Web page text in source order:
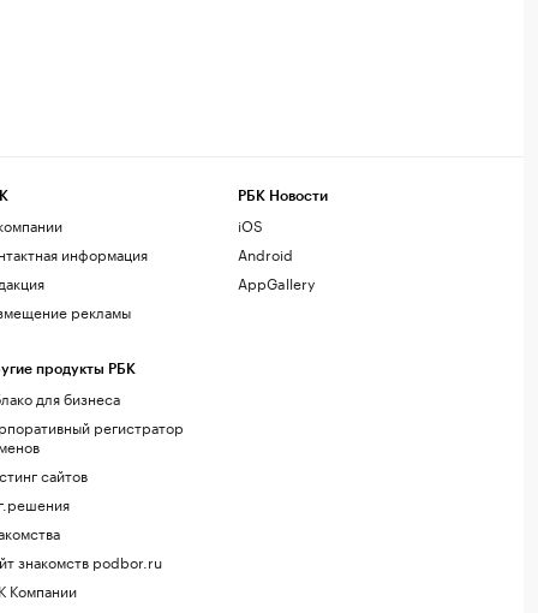
информация
рекламы
продукты РБК
для бизнеса
регистратор
сайтов
знакомств podbor.ru
Компании
РБК Новости
iOS
Android
AppGallery